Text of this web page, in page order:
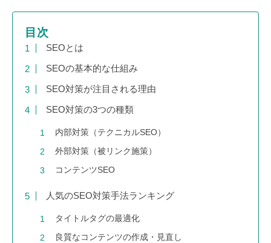
目次
SEOとは
SEOの基本的な仕組み
SEO対策が注目される理由
SEO対策の3つの種類
内部対策（テクニカルSEO）
外部対策（被リンク施策）
コンテンツSEO
人気のSEO対策手法ランキング
タイトルタグの最適化
良質なコンテンツの作成・見直し